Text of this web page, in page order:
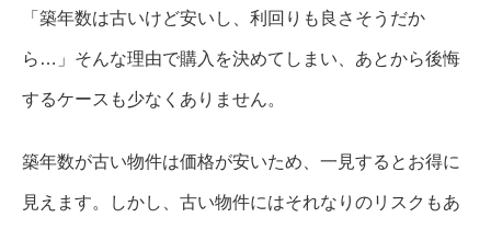
「築年数は古いけど安いし、利回りも良さそうだか
ら…」そんな理由で購入を決めてしまい、あとから後悔
するケースも少なくありません。
築年数が古い物件は価格が安いため、一見するとお得に
見えます。しかし、古い物件にはそれなりのリスクもあ